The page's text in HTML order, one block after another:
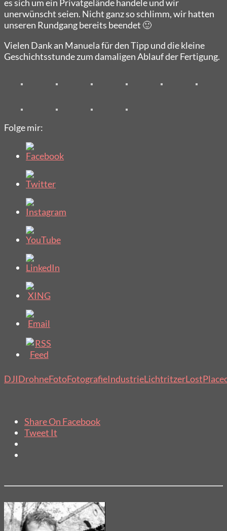
es sich um ein Privatgelände handele und wir
unerwünscht seien. Nicht ganz so schlimm, wir hatten
unseren Rundgang bereits beendet 🙂
Vielen Dank an Manuela für den Tipp und die kleine
Geschichtsstunde zum damaligen Ablauf der Fertigung.
Folge mir:
DJIDrohneFotoFotografieIndustrieLichtritzerLostPlace
Share On Facebook
Tweet It